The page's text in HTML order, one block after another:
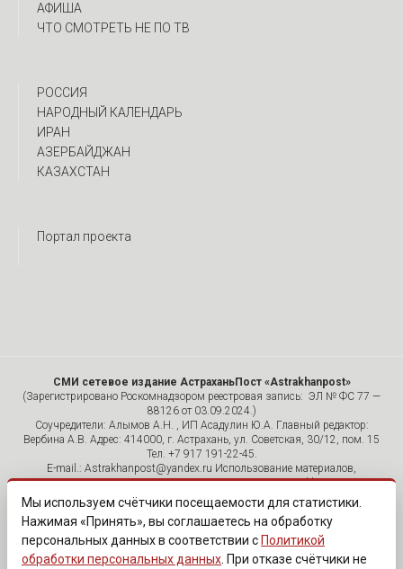
АФИША
ЧТО СМОТРЕТЬ НЕ ПО ТВ
РОССИЯ
НАРОДНЫЙ КАЛЕНДАРЬ
ИРАН
АЗЕРБАЙДЖАН
КАЗАХСТАН
Портал проекта
СМИ сетевое издание АстраханьПост «Astrakhanpost»
(Зарегистрировано Роскомнадзором реестровая запись: ЭЛ № ФС 77 —
88126 от 03.09.2024.)
Соучредители: Алымов А.Н. , ИП Асадулин Ю.А. Главный редактор:
Вербина А.В. Адрес: 414000, г. Астрахань, ул. Советская, 30/12, пом. 15
Тел. +7 917 191-22-45.
E-mail.: Astrakhanpost@yandex.ru Использование материалов,
размещенных на страницах сетевого издания «Astrakhanpost»,
допускается исключительно с указанием источника и публикацией
активной гиперссылки на портал Astrakhanpost.ru. Комментарии
читателей сайта размещаются без предварительного редактирования.
Редакция оставляет за собой право удалить их с сайта или
отредактировать, если указанные сообщения нарушают законы РФ.
Мы используем счётчики посещаемости для статистики.
Нажимая «Принять», вы соглашаетесь на обработку
персональных данных в соответствии с Политикой
обработки персональных данных . При отказе счётчики не